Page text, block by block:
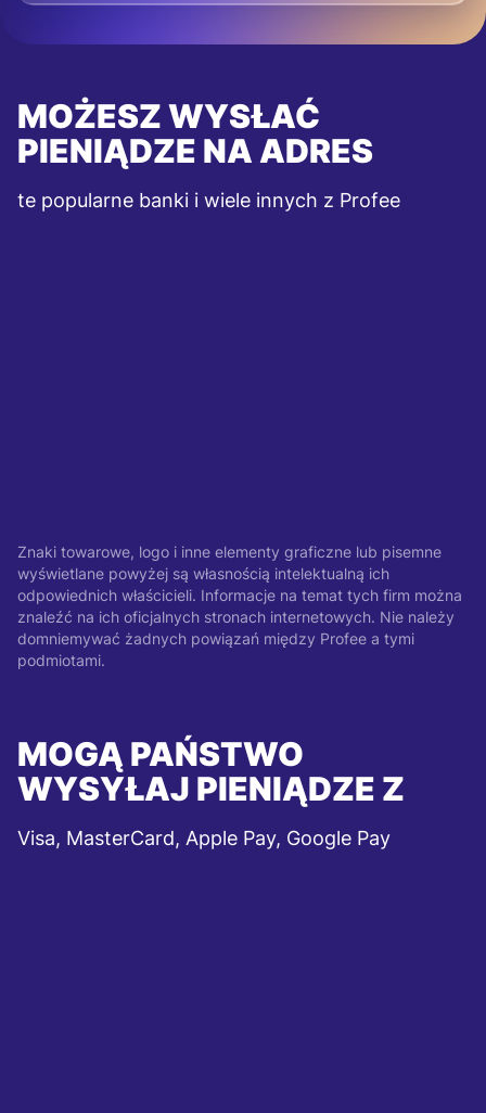
MOŻESZ WYSŁAĆ
PIENIĄDZE NA ADRES
te popularne banki i wiele innych z Profee
Znaki towarowe, logo i inne elementy graficzne lub pisemne
wyświetlane powyżej są własnością intelektualną ich
odpowiednich właścicieli. Informacje na temat tych firm można
znaleźć na ich oficjalnych stronach internetowych. Nie należy
domniemywać żadnych powiązań między Profee a tymi
podmiotami.
MOGĄ PAŃSTWO
WYSYŁAJ PIENIĄDZE Z
Visa, MasterCard, Apple Pay, Google Pay